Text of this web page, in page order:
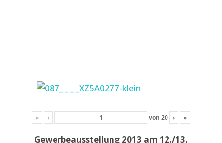
« ‹ von 20 › »
Gewerbeausstellung 2013 am 12./13.